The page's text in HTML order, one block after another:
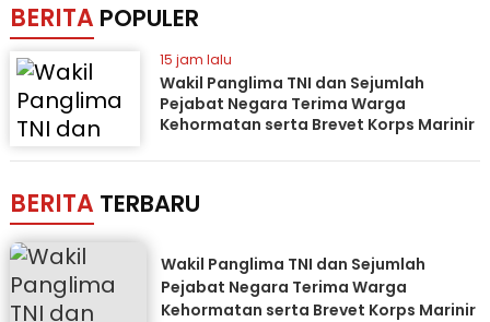
BERITA POPULER
15 jam lalu
Wakil Panglima TNI dan Sejumlah
Pejabat Negara Terima Warga
Kehormatan serta Brevet Korps Marinir
BERITA TERBARU
Wakil Panglima TNI dan Sejumlah
Pejabat Negara Terima Warga
Kehormatan serta Brevet Korps Marinir